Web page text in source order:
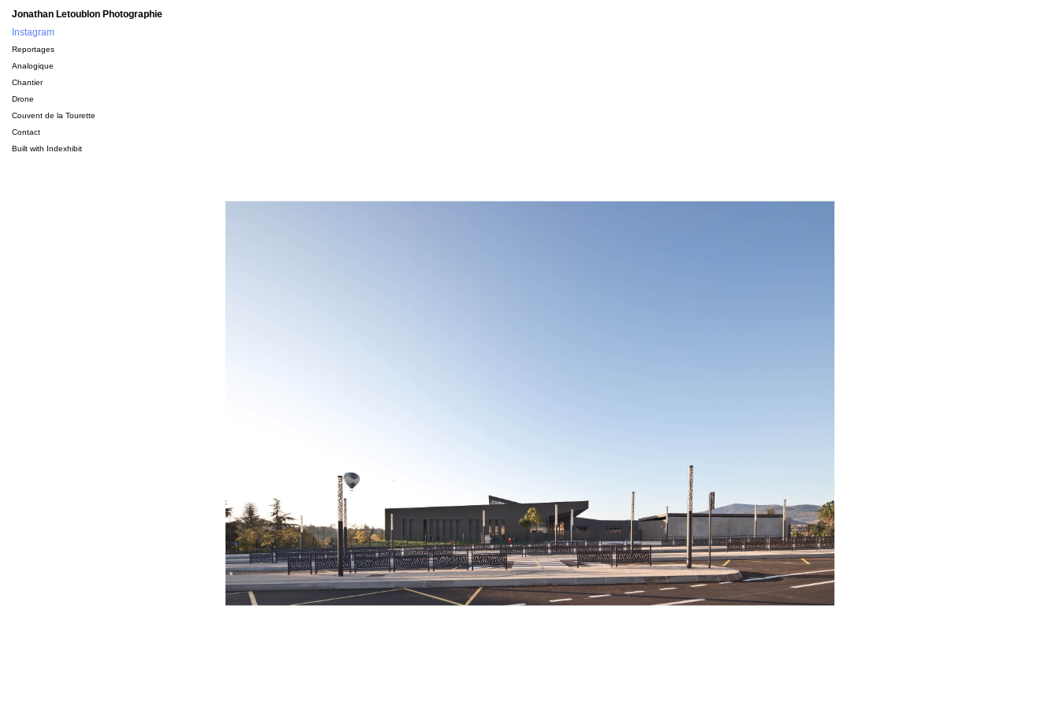
Jonathan Letoublon Photographie
Instagram
Reportages
Analogique
Chantier
Drone
Couvent de la Tourette
Contact
Built with Indexhibit